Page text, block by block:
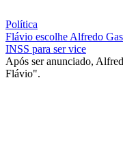
Política
Flávio escolhe Alfredo
INSS para ser vice
Após ser anunciado,
Flávio".